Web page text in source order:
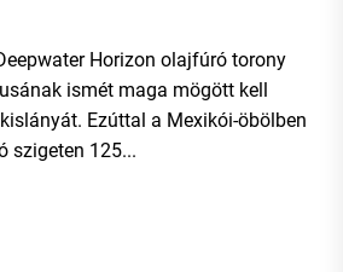
Horizon olajfúró torony
ismét maga mögött kell
Ezúttal a Mexikói-öbölben
szigeten 125...